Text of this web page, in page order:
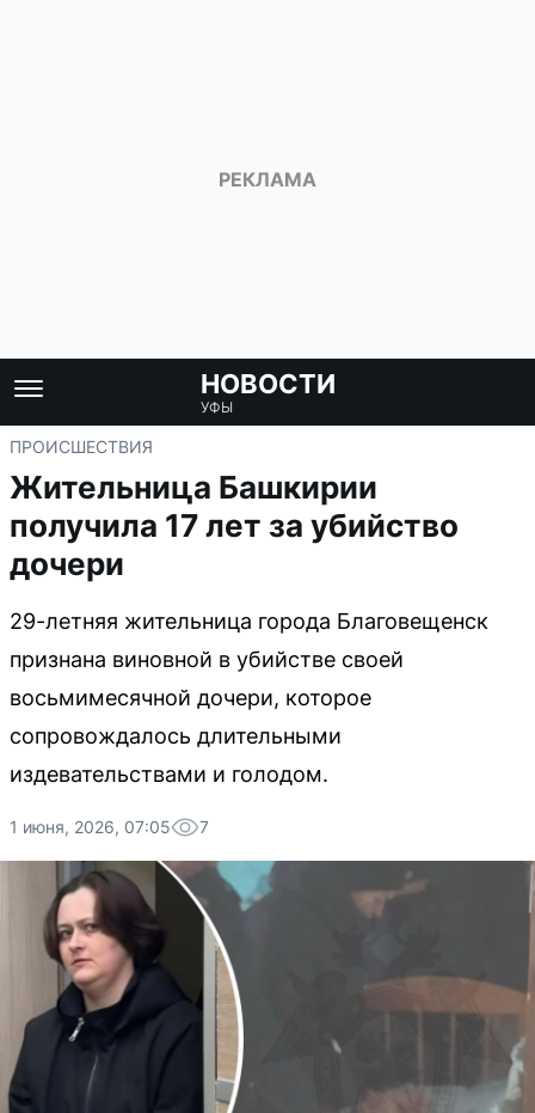
НОВОСТИ
УФЫ
ПРОИСШЕСТВИЯ
Жительница Башкирии
получила 17 лет за убийство
дочери
29-летняя жительница города Благовещенск
признана виновной в убийстве своей
восьмимесячной дочери, которое
сопровождалось длительными
издевательствами и голодом.
1 июня, 2026, 07:05 7